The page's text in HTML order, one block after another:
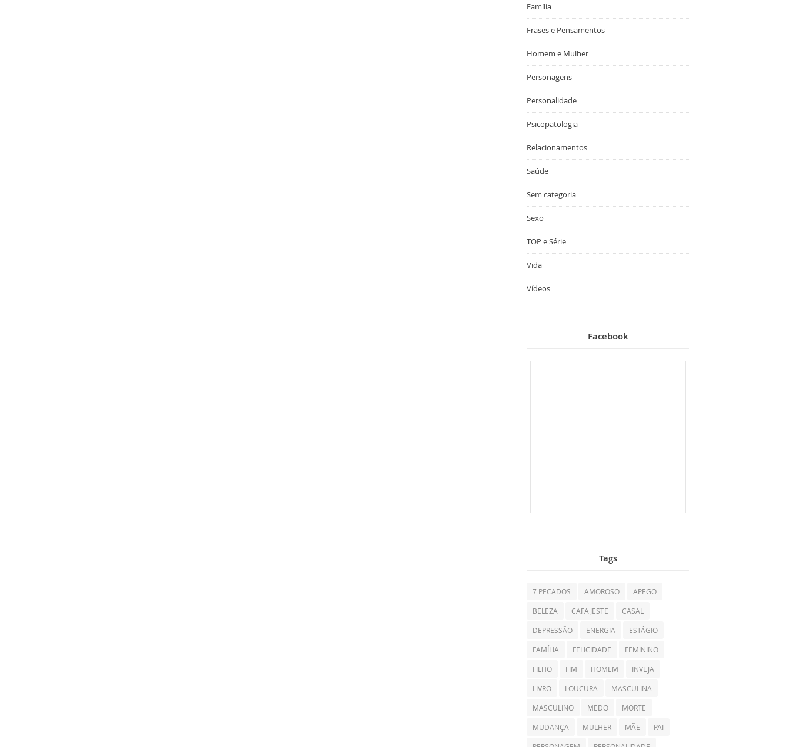
Família
Frases e Pensamentos
Homem e Mulher
Personagens
Personalidade
Psicopatologia
Relacionamentos
Saúde
Sem categoria
Sexo
TOP e Série
Vida
Vídeos
Facebook
Tags
7 PECADOS AMOROSO APEGO
BELEZA CAFAJESTE CASAL
DEPRESSÃO ENERGIA ESTÁGIO
FAMÍLIA FELICIDADE FEMININO
FILHO FIM HOMEM INVEJA
LIVRO LOUCURA MASCULINA
MASCULINO MEDO MORTE
MUDANÇA MULHER MÃE PAI